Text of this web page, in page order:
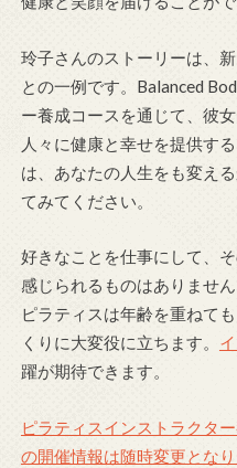
玲子さんのストーリーは、
との一例です。Balanced
ー養成コースを通じて、彼
人々に健康と幸せを提供す
は、あなたの人生をも変え
てみてください。
好きなことを仕事にして、
感じられるものはありません
ピラティスは年齢を重ねて
くりに大変役に立ちます。
躍が期待できます。
ピラティスインストラクタ
の開催情報は随時変更とな